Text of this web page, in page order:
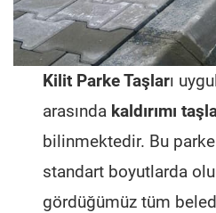
Kilit Parke Taşları
arasında kaldırımı
bilinmektedir. Bu
standart boyutlarda
gördüğümüz tüm